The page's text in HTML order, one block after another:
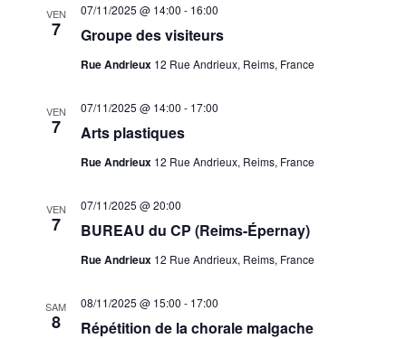
VEN
7 Groupe des visiteurs
07/11/2025 @ 14:00 - 16:00
Rue Andrieux 12 Rue Andrieux, Reims, France
VEN
7 Arts plastiques
07/11/2025 @ 14:00 - 17:00
Rue Andrieux 12 Rue Andrieux, Reims, France
VEN
7 BUREAU du CP (Reims-Épernay)
07/11/2025 @ 20:00
Rue Andrieux 12 Rue Andrieux, Reims, France
SAM
8 Répétition de la chorale malgache
08/11/2025 @ 15:00 - 17:00